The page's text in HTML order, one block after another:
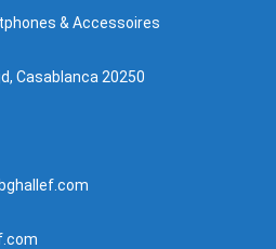
& Accessoires
Casablanca 20250